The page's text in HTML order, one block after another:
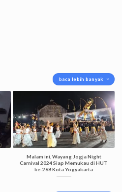
baca lebih banyak
Malam ini, Wayang Jogja Night
Carnival 2024 Siap Memukau di HUT
ke-268 Kota Yogyakarta